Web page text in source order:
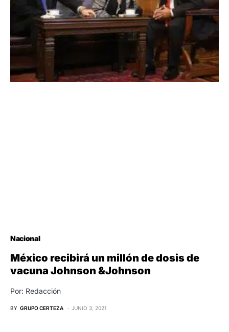
Nacional
México recibirá un millón de dosis de
vacuna Johnson &Johnson
Por: Redacción
BY GRUPO CERTEZA JUNIO 3, 2021